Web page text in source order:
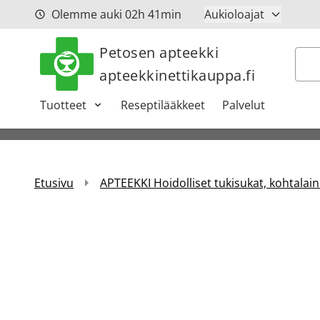
Siirry sisältöönOlemme auki 02h 41min Aukioloajat
Petosen apteekki
apteekkinettikauppa.fi
Haku
Tuotteet Reseptilääkkeet Palvelut
Etusivu APTEEKKI Hoidolliset tukisukat,